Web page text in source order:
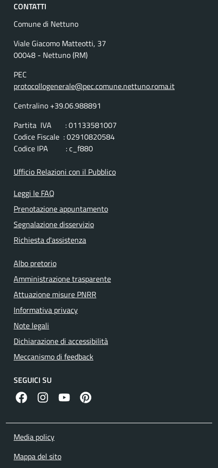
CONTATTI
Comune di Nettuno
Viale Giacomo Matteotti, 37
00048 - Nettuno (RM)
PEC
protocollogenerale@pec.comune.nettuno.roma.it
Centralino +39.06.988891
Partita IVA : 01133581007
Codice Fiscale : 02910820584
Codice IPA : c_f880
Ufficio Relazioni con il Pubblico
Leggi le FAQ
Prenotazione appuntamento
Segnalazione disservizio
Richiesta d'assistenza
Albo pretorio
Amministrazione trasparente
Attuazione misure PNRR
Informativa privacy
Note legali
Dichiarazione di accessibilità
Meccanismo di feedback
SEGUICI SU
facebook instagramcanale youtube
pinterest
Media policy
Mappa del sito